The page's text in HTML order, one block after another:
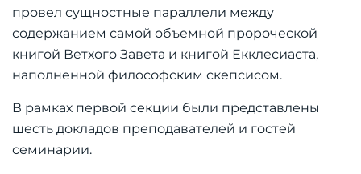
провел сущностные параллели между
содержанием самой объемной пророческой
книгой Ветхого Завета и книгой Екклесиаста,
наполненной философским скепсисом.
В рамках первой секции были представлены
шесть докладов преподавателей и гостей
семинарии.